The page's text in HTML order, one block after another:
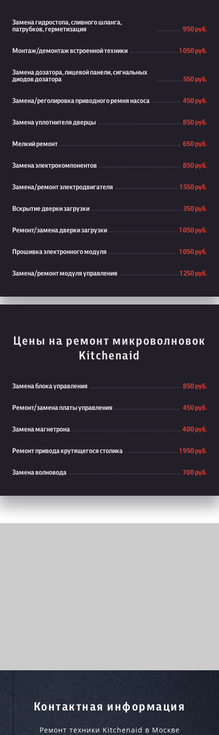
Замена гидростопа, сливного шланга,
патрубков, герметизация
950 руб.
Монтаж/демонтаж встроенной техники 1 050 руб.
Замена дозатора, лицевой панели, сигнальных
диодов дозатора
550 руб.
Замена/реголировка приводного ремня насоса 450 руб.
Замена уплотнителя дверцы 850 руб.
Мелкий ремонт 650 руб.
Замена электрокомпонентов 850 руб.
Замена/ремонт электродвигателя 1 550 руб.
Вскрытие дверки загрузки 350 руб.
Ремонт/замена дверки загрузки 1 050 руб.
Прошивка электронного модуля 1 050 руб.
Замена/ремонт модуля управления 1 250 руб.
Цены на ремонт микроволновок
Kitchenaid
Замена блока управления 850 руб.
Ремонт/замена платы управления 450 руб.
Замена магнетрона 400 руб.
Ремонт привода крутящегося столика 1 950 руб.
Замена волновода 700 руб.
Контактная информация
Ремонт техники Kitchenaid в Москве